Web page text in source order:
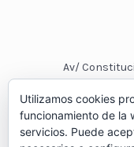
Av/
Utilizamos cookies
funcionamiento de la
servicios. Puede